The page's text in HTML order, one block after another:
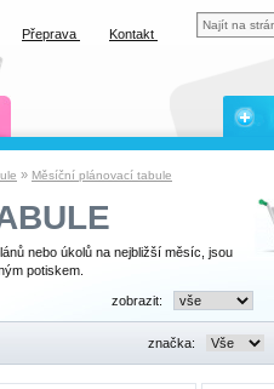
» Měsíční plánovací tabule
nebo úkolů na nejbližší měsíc, jsou
potiskem.
zobrazit:
značka:
Přeprava Kontakt